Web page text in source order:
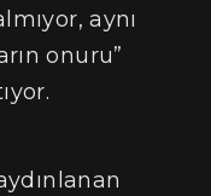
aynı
onuru”